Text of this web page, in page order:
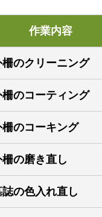
作業内容
のクリーニング
のコーティング
のコーキング
の磨き直し
の色入れ直し